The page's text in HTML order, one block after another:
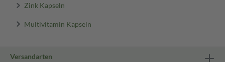
Zink Kapseln
Multivitamin Kapseln
Versandarten